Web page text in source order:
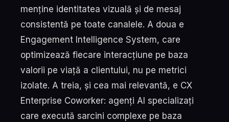
menține identitatea vizuală și de mesaj
consistentă pe toate canalele. A doua e
Engagement Intelligence System, care
optimizează fiecare interacțiune pe baza
valorii pe viață a clientului, nu pe metrici
izolate. A treia, și cea mai relevantă, e CX
Enterprise Coworker: agenți AI specializați
care execută sarcini complexe pe baza